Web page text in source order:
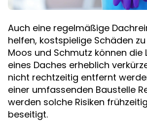
Auch eine regelmäßige
helfen, kostspielige Schäden
Moos und Schmutz können die
eines Daches erheblich
nicht rechtzeitig entfernt
einer umfassenden Baustelle
werden solche Risiken
beseitigt.